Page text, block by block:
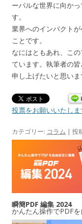
ーバルな世界に向か
す。
業界へのインパクト
ことです。
なにはともあれ、こ
ています。執筆者の
申し上げたいと思いま
投票をお願いいたしま
カテゴリー: コラム | 投
瞬簡PDF 編集 2024
かんたん操作でPDF